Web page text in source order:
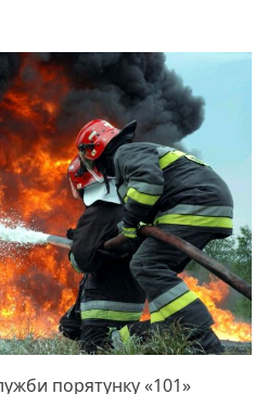
порятунку «101»